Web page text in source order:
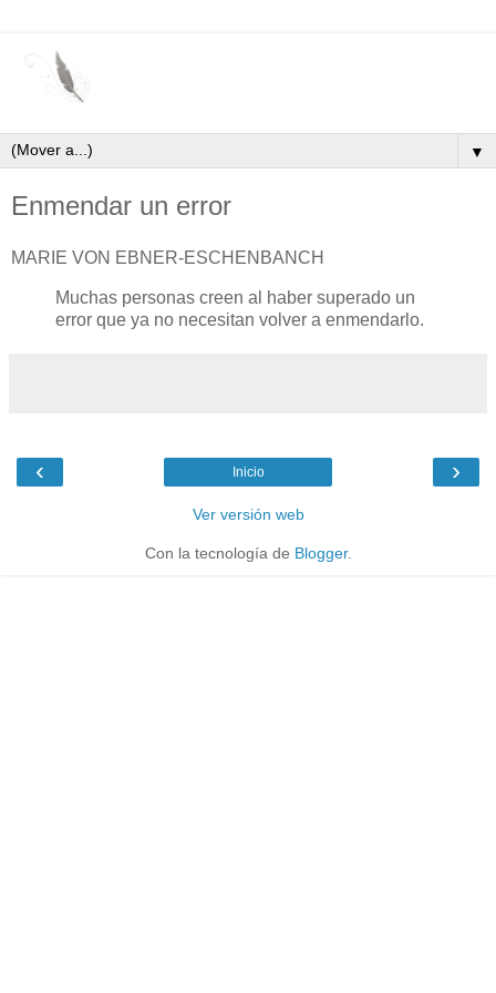
▼
Enmendar un error
MARIE VON EBNER-ESCHENBANCH
Muchas personas creen al haber superado un
error que ya no necesitan volver a enmendarlo.
‹ ›
Inicio
Ver versión web
Con la tecnología de Blogger.